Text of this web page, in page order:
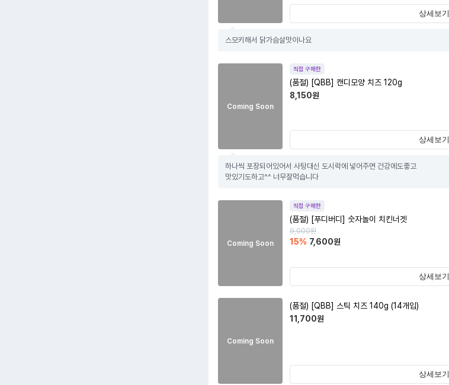
상세보기
스모키해서 닭가슴살맛이나요
Coming Soon
직접 구매한
(품절) [QBB] 캔디모양 치즈 120g
8,150원
상세보기
하나씩 포장되어있어서 사탕대신 도시락에 넣어주면 건강에도좋고
맛있기도하고^^ 너무잘먹습니다
Coming Soon
직접 구매한
(품절) [푸디버디] 숫자놀이 치킨너겟
9,000원
15% 7,600원
상세보기
Coming Soon
(품절) [QBB] 스틱 치즈 140g (14개입)
11,700원
상세보기